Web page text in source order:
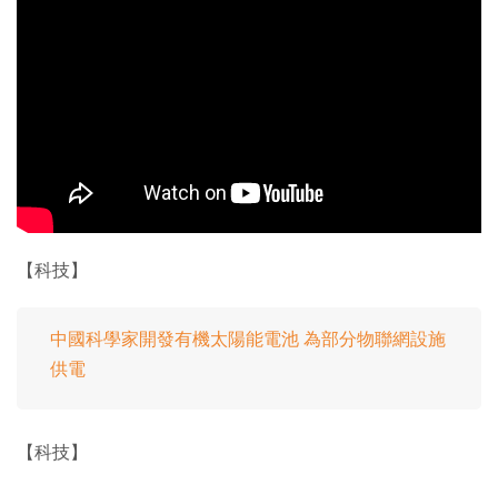
【科技】
中國科學家開發有機太陽能電池 為部分物聯網設施
供電
【科技】